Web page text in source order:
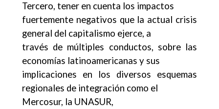
Tercero, tener en cuenta los impactos
fuertemente negativos que la actual crisis
general del capitalismo ejerce, a
través de múltiples conductos, sobre las
economías latinoamericanas y sus
implicaciones en los diversos esquemas
regionales de integración como el
Mercosur, la UNASUR,